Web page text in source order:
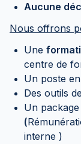
Aucune
Nous offrons
Une
centre de
Un poste en
Des outils
Un package
(
interne )